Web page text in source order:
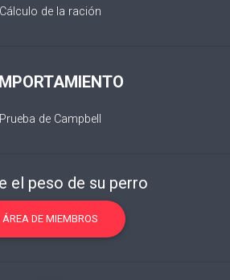
Cálculo de la ración
Prueba de Campbell
el peso de su perro
ÁREA DE MIEMBROS